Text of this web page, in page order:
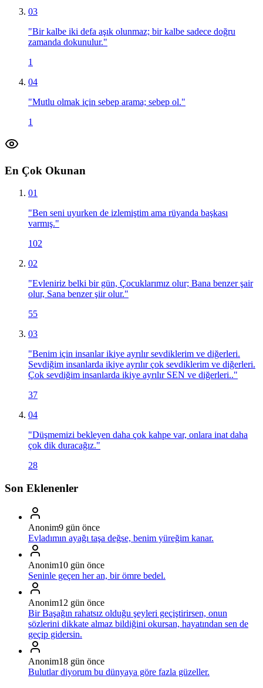
03
"Bir kalbe iki defa aşık olunmaz; bir kalbe sadece doğru
zamanda dokunulur."
1
04
"Mutlu olmak için sebep arama; sebep ol."
1
En Çok Okunan
01
"Ben seni uyurken de izlemiştim ama rüyanda başkası
varmış."
102
02
"Evleniriz belki bir gün, Çocuklarımız olur; Bana benzer şair
olur, Sana benzer şiir olur."
55
03
"Benim için insanlar ikiye ayrılır sevdiklerim ve diğerleri.
Sevdiğim insanlarda ikiye ayrılır çok sevdiklerim ve diğerleri.
Çok sevdiğim insanlarda ikiye ayrılır SEN ve diğerleri.."
37
04
"Düşmemizi bekleyen daha çok kahpe var, onlara inat daha
çok dik duracağız."
28
Son Eklenenler
Anonim9 gün önce
Evladımın ayağı taşa değse, benim yüreğim kanar.
Anonim10 gün önce
Seninle geçen her an, bir ömre bedel.
Anonim12 gün önce
Bir Başağın rahatsız olduğu şeyleri geçiştirirsen, onun
sözlerini dikkate almaz bildiğini okursan, hayatından sen de
geçip gidersin.
Anonim18 gün önce
Bulutlar diyorum bu dünyaya göre fazla güzeller.